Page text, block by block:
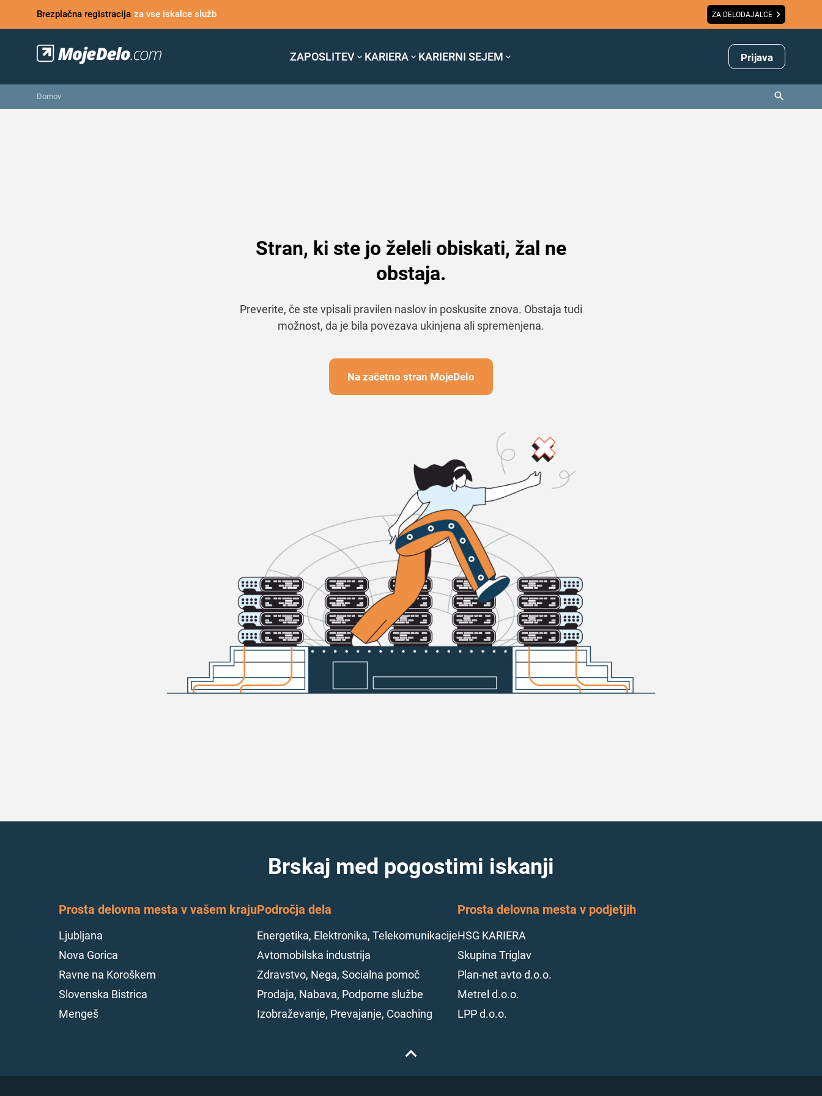
Brezplačna registracija za vse iskalce služb ZA DELODAJALCE
ZAPOSLITEV KARIERA KARIERNI SEJEM Prijava
Domov
Stran, ki ste jo želeli obiskati, žal ne
obstaja.
Preverite, če ste vpisali pravilen naslov in poskusite znova. Obstaja tudi
možnost, da je bila povezava ukinjena ali spremenjena.
Na začetno stran MojeDelo
Brskaj med pogostimi iskanji
Prosta delovna mesta v vašem kraju
Ljubljana
Nova Gorica
Ravne na Koroškem
Slovenska Bistrica
Mengeš
Področja dela
Energetika, Elektronika, Telekomunikacije
Avtomobilska industrija
Zdravstvo, Nega, Socialna pomoč
Prodaja, Nabava, Podporne službe
Izobraževanje, Prevajanje, Coaching
Prosta delovna mesta v podjetjih
HSG KARIERA
Skupina Triglav
Plan-net avto d.o.o.
Metrel d.o.o.
LPP d.o.o.